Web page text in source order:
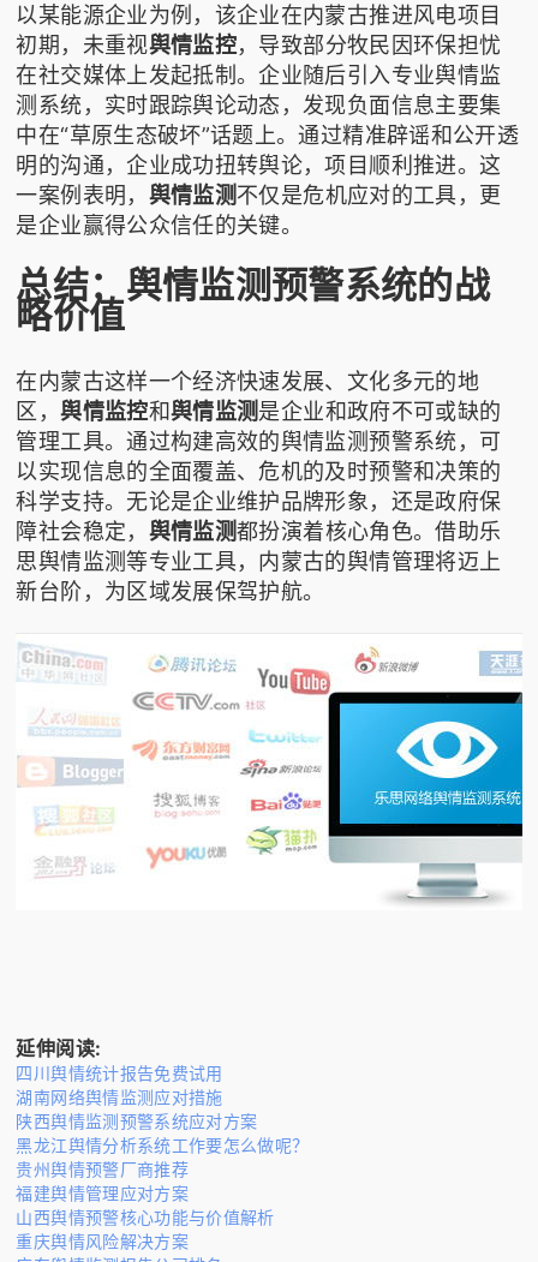
以某能源企业为例，该企业在内蒙古推进风电项目
初期，未重视舆情监控，导致部分牧民因环保担忧
在社交媒体上发起抵制。企业随后引入专业舆情监
测系统，实时跟踪舆论动态，发现负面信息主要集
中在“草原生态破坏”话题上。通过精准辟谣和公开透
明的沟通，企业成功扭转舆论，项目顺利推进。这
一案例表明， 舆情监测不仅是危机应对的工具，更
是企业赢得公众信任的关键。
总结：舆情监测预警系统的战
略价值
在内蒙古这样一个经济快速发展、文化多元的地
区，舆情监控和舆情监测是企业和政府不可或缺的
管理工具。通过构建高效的舆情监测预警系统，可
以实现信息的全面覆盖、危机的及时预警和决策的
科学支持。无论是企业维护品牌形象，还是政府保
障社会稳定， 舆情监测都扮演着核心角色。借助乐
思舆情监测等专业工具，内蒙古的舆情管理将迈上
新台阶，为区域发展保驾护航。
延伸阅读:
四川舆情统计报告免费试用
湖南网络舆情监测应对措施
陕西舆情监测预警系统应对方案
黑龙江舆情分析系统工作要怎么做呢？
贵州舆情预警厂商推荐
福建舆情管理应对方案
山西舆情预警核心功能与价值解析
重庆舆情风险解决方案